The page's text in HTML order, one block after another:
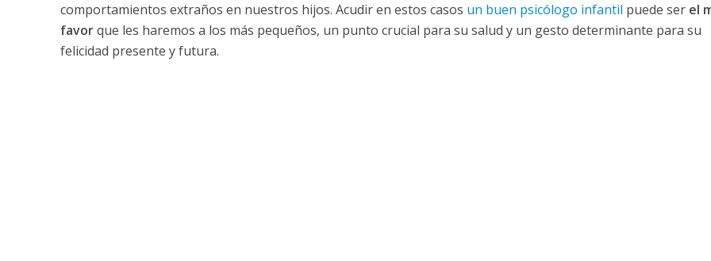
comportamientos extraños en nuestros hijos. Acudir en estos casos un buen psicólogo infantil puede ser el
favorque les haremos a los más pequeños, un punto crucial para su salud y un gesto determinante para su
felicidad presente y futura.